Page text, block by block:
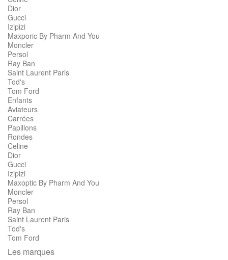
Dior
Gucci
Izipizi
Maxporic By Pharm And You
Moncler
Persol
Ray Ban
Saint Laurent Paris
Tod's
Tom Ford
Enfants
Aviateurs
Carrées
Papillons
Rondes
Celine
Dior
Gucci
Izipizi
Maxoptic By Pharm And You
Moncler
Persol
Ray Ban
Saint Laurent Paris
Tod's
Tom Ford
Les marques